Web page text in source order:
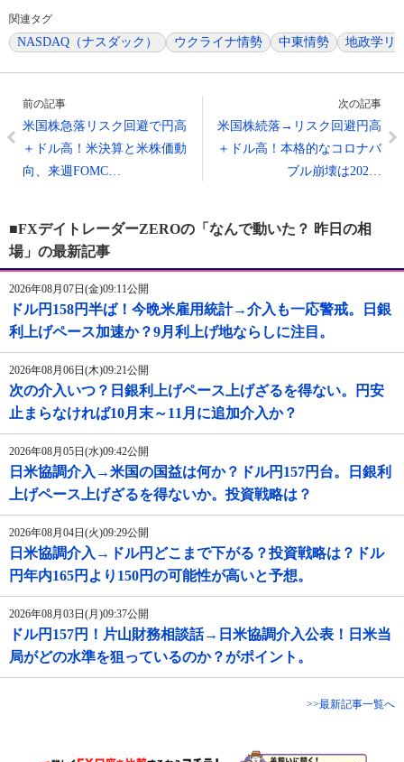
関連タグ
NASDAQ（ナスダック） ウクライナ情勢 中東情勢 地政学リ
前の記事
米国株急落リスク回避で円高
＋ドル高！米決算と米株価動
向、来週FOMC…
次の記事
米国株続落→リスク回避円高
＋ドル高！本格的なコロナバ
ブル崩壊は202…
■FXデイトレーダーZEROの「なんで動いた？ 昨日の相
場」の最新記事
2026年08月07日(金)09:11公開
ドル円158円半ば！今晩米雇用統計→介入も一応警戒。日銀
利上げペース加速か？9月利上げ地ならしに注目。
2026年08月06日(木)09:21公開
次の介入いつ？日銀利上げペース上げざるを得ない。円安
止まらなければ10月末～11月に追加介入か？
2026年08月05日(水)09:42公開
日米協調介入→米国の国益は何か？ドル円157円台。日銀利
上げペース上げざるを得ないか。投資戦略は？
2026年08月04日(火)09:29公開
日米協調介入→ドル円どこまで下がる？投資戦略は？ドル
円年内165円より150円の可能性が高いと予想。
2026年08月03日(月)09:37公開
ドル円157円！片山財務相談話→日米協調介入公表！日米当
局がどの水準を狙っているのか？がポイント。
>>最新記事一覧へ